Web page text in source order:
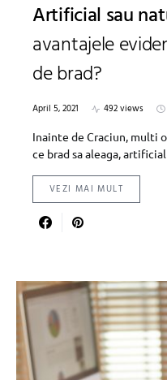
Artificial sau
avantajele
de brad?
April 5, 2021 492 views
Inainte de Craciun, multi
ce brad sa aleaga,
VEZI MAI MULT